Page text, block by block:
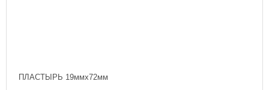
ПЛАСТЫРЬ 19ммх72мм